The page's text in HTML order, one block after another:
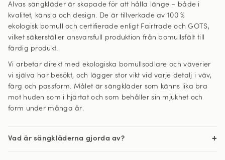
Alvas sängkläder är skapade för att hålla länge – både i
kvalitet, känsla och design. De är tillverkade av 100 %
ekologisk bomull och certifierade enligt Fairtrade och GOTS,
vilket säkerställer ansvarsfull produktion från bomullsfält till
färdig produkt.
Vi arbetar direkt med ekologiska bomullsodlare och väverier
vi själva har besökt, och lägger stor vikt vid varje detalj i väv,
färg och passform. Målet är sängkläder som känns lika bra
mot huden som i hjärtat och som behåller sin mjukhet och
form under många år.
Vad är sängkläderna gjorda av?